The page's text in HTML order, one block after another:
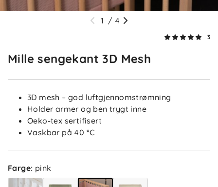
1 / 4
3
Mille sengekant 3D Mesh
3D mesh – god luftgjennomstrømning
Holder armer og ben trygt inne
Oeko-tex sertifisert
Vaskbar på 40 °C
Farge: pink
5.0
4
3
2
Sorter etter